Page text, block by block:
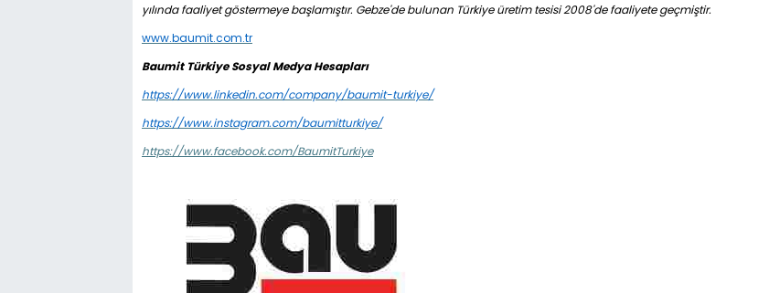
yılında faaliyet göstermeye başlamıştır. Gebze'de bulunan Türkiye üretim tesisi 2008'de faaliyete geçmiştir.
www.baumit.com.tr
Baumit Türkiye Sosyal Medya Hesapları
https://www.linkedin.com/company/baumit-turkiye/
https://www.instagram.com/baumitturkiye/
https://www.facebook.com/BaumitTurkiye